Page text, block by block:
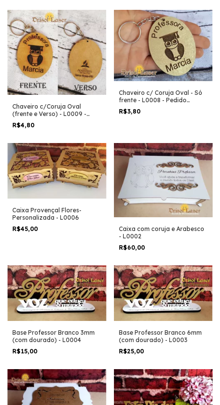
Chaveiro c/Coruja Oval
(frente e Verso) - L0009 -
Pedido Mínimo 5 Unidades
R$4,80
Chaveiro c/ Coruja Oval - Só
frente - L0008 - Pedido
Mínimo 5 Unidades
R$3,80
Caixa Provençal Flores-
Personalizada - L0006
R$45,00
Caixa com coruja e Arabesco
- L0002
R$60,00
Base Professor Branco 3mm
(com dourado) - L0004
R$15,00
Base Professor Branco 6mm
(com dourado) - L0003
R$25,00